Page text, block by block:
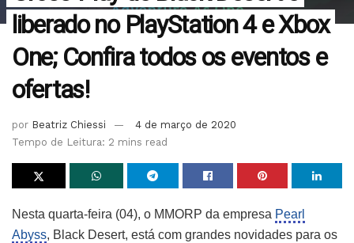
liberado no PlayStation 4 e Xbox
One; Confira todos os eventos e
ofertas!
por Beatriz Chiessi
4 de março de 2020
Tempo de Leitura: 2 mins read
Nesta quarta-feira (04), o MMORP da empresa Pearl
Abyss, Black Desert, está com grandes novidades para os